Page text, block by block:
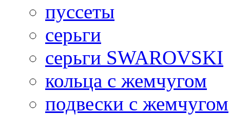
пуссеты
серьги
серьги SWAROVSKI
кольца с жемчугом
подвески с жемчугом